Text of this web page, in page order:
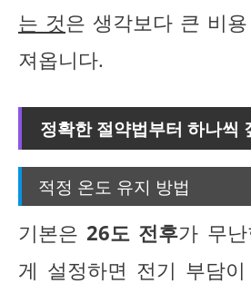
는 것은 생각보다 큰 비
져옵니다.
정확한 절약법부터 하나씩
적정 온도 유지 방법
기본은26도 전후가 무
게 설정하면 전기 부담